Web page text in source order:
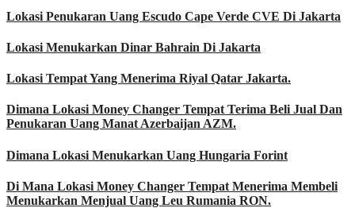
Lokasi Penukaran Uang Escudo Cape Verde CVE Di Jakarta
Lokasi Menukarkan Dinar Bahrain Di Jakarta
Lokasi Tempat Yang Menerima Riyal Qatar Jakarta.
Dimana Lokasi Money Changer Tempat Terima Beli Jual Dan
Penukaran Uang Manat Azerbaijan AZM.
Dimana Lokasi Menukarkan Uang Hungaria Forint
Di Mana Lokasi Money Changer Tempat Menerima Membeli
Menukarkan Menjual Uang Leu Rumania RON.